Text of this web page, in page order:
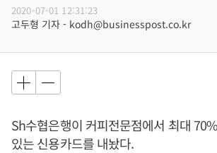
2020-07-01 12:31:23
고두형 기자 - kodh@businesspost.co.kr
Sh수협은행이 커피전문점에서 최대
있는 신용카드를 내놨다.